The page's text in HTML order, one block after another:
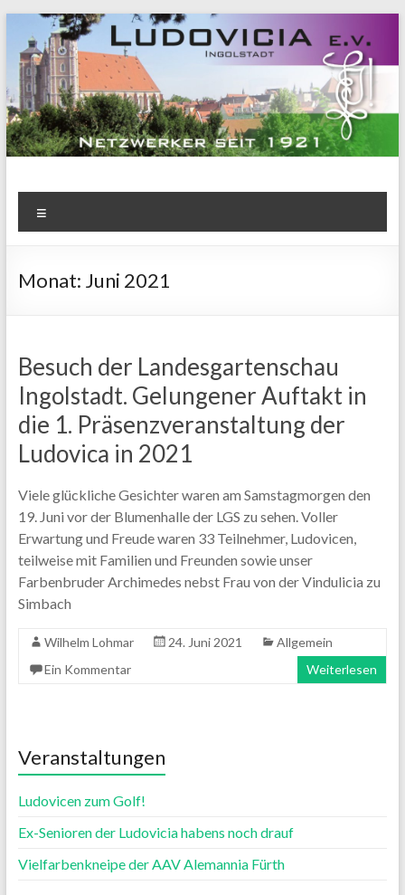
Inhalt
springen
Monat: Juni 2021
Besuch der Landesgartenschau
Ingolstadt. Gelungener Auftakt in
die 1. Präsenzveranstaltung der
Ludovica in 2021
Viele glückliche Gesichter waren am Samstagmorgen den
19. Juni vor der Blumenhalle der LGS zu sehen. Voller
Erwartung und Freude waren 33 Teilnehmer, Ludovicen,
teilweise mit Familien und Freunden sowie unser
Farbenbruder Archimedes nebst Frau von der Vindulicia zu
Simbach
Wilhelm Lohmar 24. Juni 2021
Allgemein
Ein Kommentar
Weiterlesen
Veranstaltungen
Ludovicen zum Golf!
Ex-Senioren der Ludovicia habens noch drauf
Vielfarbenkneipe der AAV Alemannia Fürth